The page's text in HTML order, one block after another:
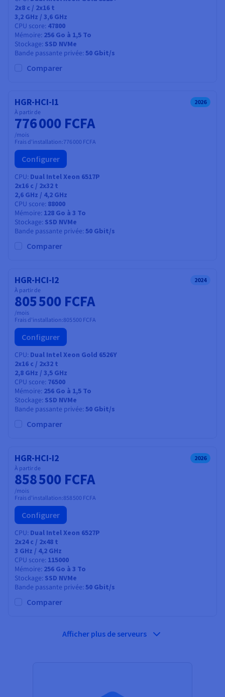
2x8 c / 2x16 t
3,2 GHz / 3,6 GHz
CPU score 47800
Mémoire 256 Go à 1,5 To
Stockage SSD NVMe
Bande passante privée 50 Gbit/s
Comparer
HGR-HCI-I1 2026
À partir de
776 000 FCFA
/mois
Frais d'installation:776 000 FCFA
Configurer
CPU Dual Intel Xeon 6517P
2x16 c / 2x32 t
2,6 GHz / 4,2 GHz
CPU score 88000
Mémoire 128 Go à 3 To
Stockage SSD NVMe
Bande passante privée 50 Gbit/s
Comparer
HGR-HCI-I2 2024
À partir de
805 500 FCFA
/mois
Frais d'installation:805 500 FCFA
Configurer
CPU Dual Intel Xeon Gold 6526Y
2x16 c / 2x32 t
2,8 GHz / 3,5 GHz
CPU score 76500
Mémoire 256 Go à 1,5 To
Stockage SSD NVMe
Bande passante privée 50 Gbit/s
Comparer
HGR-HCI-I2 2026
À partir de
858 500 FCFA
/mois
Frais d'installation:858 500 FCFA
Configurer
CPU Dual Intel Xeon 6527P
2x24c / 2x48 t
3 GHz / 4,2 GHz
CPU score 115000
Mémoire 256 Go à 3 To
Stockage SSD NVMe
Bande passante privée 50 Gbit/s
Comparer
Afficher plus de serveurs